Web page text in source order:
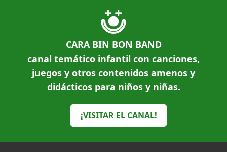
CARA BIN BON BAND
canal temático infantil con canciones,
juegos y otros contenidos amenos y
didácticos para niños y niñas.
¡VISITAR EL CANAL!